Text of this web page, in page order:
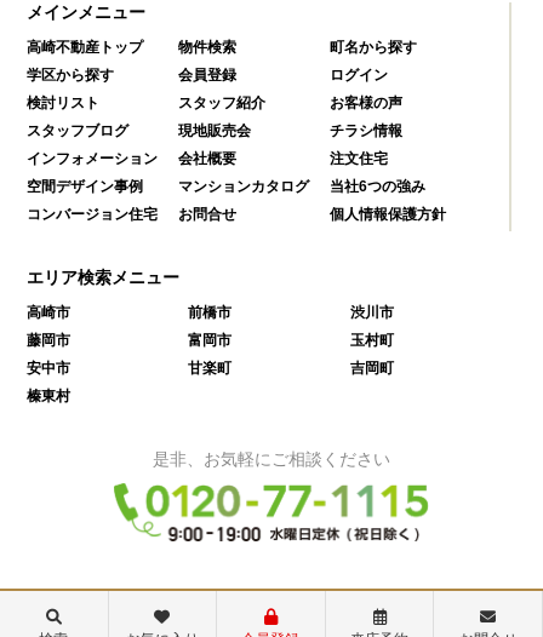
メインメニュー
高崎不動産トップ 物件検索
町名から探す
学区から探す
会員登録
ログイン
検討リスト
スタッフ紹介
お客様の声
スタッフブログ
現地販売会
チラシ情報
インフォメーション
会社概要
注文住宅
空間デザイン事例
マンションカタログ
当社6つの強み
コンバージョン住宅
お問合せ 個人情報保護方針
エリア検索メニュー
高崎市 前橋市
渋川市
藤岡市
富岡市
玉村町
安中市
甘楽町
吉岡町
榛東村
是非、お気軽にご相談ください